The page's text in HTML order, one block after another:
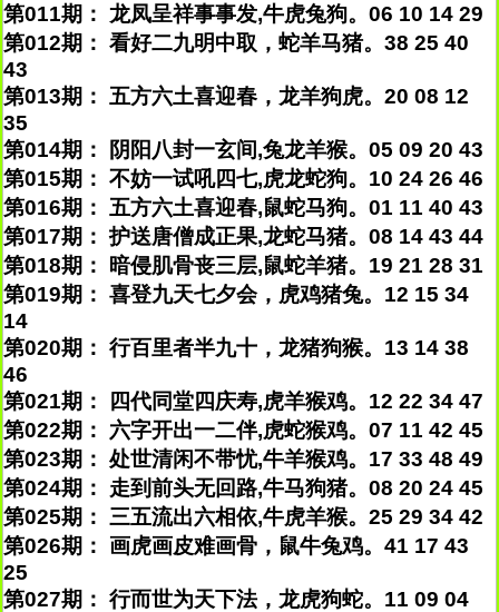
第011期： 龙凤呈祥事事发,牛虎兔狗。06 10 14 29
第012期： 看好二九明中取，蛇羊马猪。38 25 40
43
第013期： 五方六土喜迎春，龙羊狗虎。20 08 12
35
第014期： 阴阳八封一玄间,兔龙羊猴。05 09 20 43
第015期： 不妨一试吼四七,虎龙蛇狗。10 24 26 46
第016期： 五方六土喜迎春,鼠蛇马狗。01 11 40 43
第017期： 护送唐僧成正果,龙蛇马猪。08 14 43 44
第018期： 暗侵肌骨丧三层,鼠蛇羊猪。19 21 28 31
第019期： 喜登九天七夕会，虎鸡猪兔。12 15 34
14
第020期： 行百里者半九十，龙猪狗猴。13 14 38
46
第021期： 四代同堂四庆寿,虎羊猴鸡。12 22 34 47
第022期： 六字开出一二伴,虎蛇猴鸡。07 11 42 45
第023期： 处世清闲不带忧,牛羊猴鸡。17 33 48 49
第024期： 走到前头无回路,牛马狗猪。08 20 24 45
第025期： 三五流出六相依,牛虎羊猴。25 29 34 42
第026期： 画虎画皮难画骨，鼠牛兔鸡。41 17 43
25
第027期： 行而世为天下法，龙虎狗蛇。11 09 04